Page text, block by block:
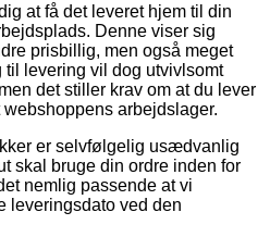
at få det leveret hjem til din
Denne viser sig
prisbillig, men også meget
levering vil dog utvivlsomt
det stiller krav om at du lever
arbejdslager.
er selvfølgelig usædvanlig
skal bruge din ordre inden for
nemlig passende at vi
leveringsdato ved den